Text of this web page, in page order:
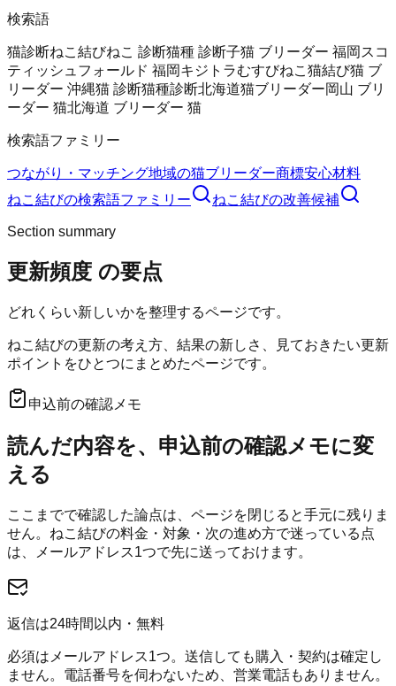
検索語
猫診断ねこ結びねこ 診断猫種 診断子猫 ブリーダー 福岡 スコ
ティッシュフォールド 福岡キジトラむすびねこ 猫結び猫 ブ
リーダー 沖縄猫 診断猫種診断北海道猫ブリーダー岡山 ブリ
ーダー 猫北海道 ブリーダー 猫
検索語ファミリー
つながり・マッチング地域の猫ブリーダー商標安心材料
ねこ結びの検索語ファミリー ねこ結びの改善候補
Section summary
更新頻度 の要点
どれくらい新しいかを整理するページです。
ねこ結びの更新の考え方、結果の新しさ、見ておきたい更新
ポイントをひとつにまとめたページです。
申込前の確認メモ
読んだ内容を、申込前の確認メモに変
える
ここまでで確認した論点は、ページを閉じると手元に残りま
せん。 ねこ結びの料金・対象・次の進め方で迷っている点
は、メールアドレス1つで先に送っておけます。
返信は24時間以内・無料
必須はメールアドレス1つ。送信しても購入・契約は確定し
ません。電話番号を伺わないため、営業電話もありません。